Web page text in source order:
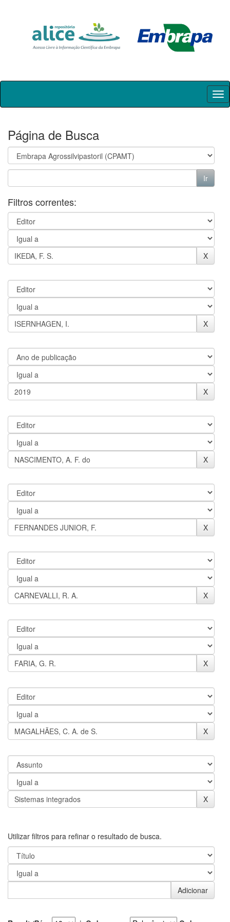
Skip
Página de Busca
Filtros correntes:
Utilizar filtros para refinar o resultado de busca.